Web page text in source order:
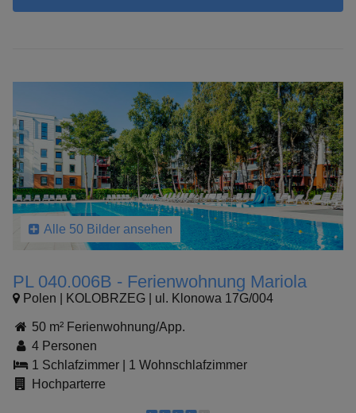
Alle 50 Bilder ansehen
PL 040.006B - Ferienwohnung Mariola
Polen | KOLOBRZEG | ul. Klonowa 17G/004
50 m² Ferienwohnung/App.
4 Personen
1 Schlafzimmer
1 Wohnschlafzimmer
Hochparterre